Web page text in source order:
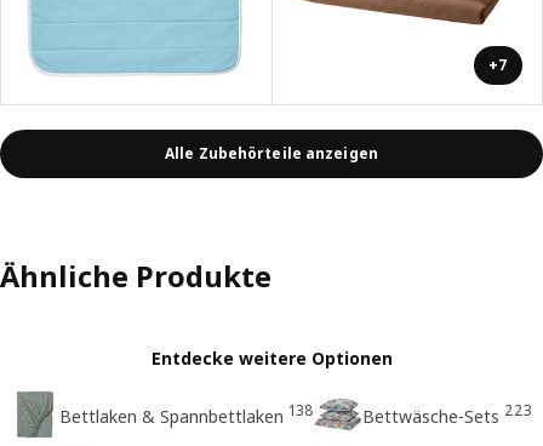
+7
Alle Zubehörteile anzeigen
Ähnliche Produkte
Entdecke weitere Optionen
Bettlaken & Spannbettlaken 138 Bettwäsche-Sets 223